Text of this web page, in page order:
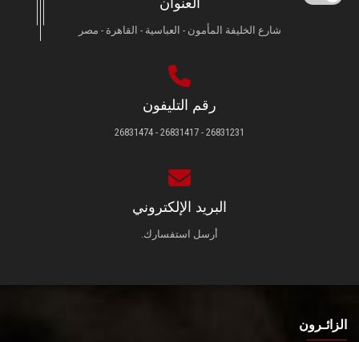
العنوان
شارع الخليفة المأمون - العباسية - القاهرة - مصر
رقم التليفون
26831231 - 26831417 - 26831474
البريد الإلكتروني
أرسل استفسارك.
الزائـرون